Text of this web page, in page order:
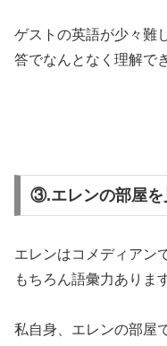
ゲストの英語が少々難
答でなんとなく理解で
③.エレンの部屋を
エレンはコメディアン
もちろん語彙力ありま
私自身、エレンの部屋